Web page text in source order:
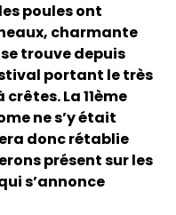
poules ont
charmante
trouve depuis
portant le très
La 11ème
ne s’y était
donc rétablie
présent sur les
s’annonce